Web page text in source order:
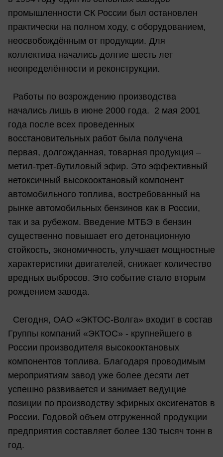
промышленности СК России был остановлен
практически на полном ходу, с оборудованием,
неосвобождённым от продукции. Для
коллектива начались долгие шесть лет
неопределённости и реконструкции.
Работы по возрождению производства
начались лишь в июне 2000 года. 2 мая 2001
года после всех проведенных
восстановительных работ была получена
первая, долгожданная, товарная продукция –
метил-трет-бутиловый эфир. Это эффективный
нетоксичный высокооктановый компонент
автомобильного топлива, востребованный на
рынке автомобильных бензинов как в России,
так и за рубежом. Введение МТБЭ в бензин
существенно повышает его детонационную
стойкость, экономичность, улучшает мощностные
характеристики двигателей, снижает количество
вредных выбросов. Это событие стало вторым
рождением завода.
Сегодня, ОАО «ЭКТОС-Волга» входит в состав
Группы компаний «ЭКТОС» - крупнейшего в
России производителя высокооктановых
компонентов топлива. Благодаря проводимым
мероприятиям завод уже более десяти лет
успешно развивается и занимает ведущие
позиции по производству эфирных оксигенатов в
России. Годовой объем отгруженной продукции
предприятия составляет более 130 тысяч тонн в
год.